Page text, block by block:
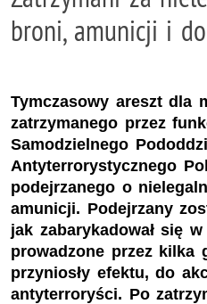
broni, amunicji i
Tymczasowy areszt dla
zatrzymanego przez
Samodzielnego
Antyterrorystycznego
podejrzanego o
amunicji. Podejrzany
jak zabarykadował się
prowadzone przez kilka
przyniosły efektu, do
antyterroryści. Po